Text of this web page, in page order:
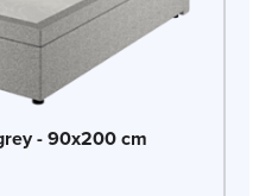
- 90x200 cm